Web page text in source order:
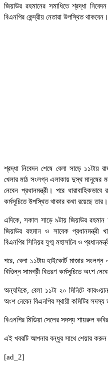
জিয়াউর রহমানের সমাধিতে শ্রদ্ধা
বিএনপির কেন্দ্রীয় নেতারা উপস্থিত থাকবেন।
শ্রদ্ধা নিবেদন শেষে বেলা সাড়ে ১১টায়
খেলার মাঠ সংলগ্ন এলাকায় দুস্থ মানুষের
নেবেন প্রধানমন্ত্রী। পরে
কর্মসূচিতে উপস্থিত থাকার কথা রয়েছে তার।
এদিকে, সকাল সাড়ে ৯টায় জিয়াউর রহমান
জিয়াউর রহমান ও সাবেক প্রধানমন্ত্রী
বিএনপির সিনিয়র যুগ্ম মহাসচিব ও
পরে, বেলা ১১টায় হাইকোর্ট মাজার
বিভিন্ন সামগ্রী বিতরণ কর্মসূচিতে অংশ
অন্যদিকে, বেলা ১১টা ২০ মিনিটে
অংশ নেবেন বিএনপির স্থায়ী কমিটির
বিএনপির মিডিয়া সেলের সদস্য শায়রুল
এই খবরটি আপনার বন্ধুর সাথে শেয়ার করুন
[ad_2]